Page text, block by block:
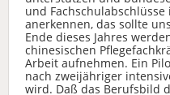
und
anerkennen, das sollte
Ende dieses Jahres
chinesischen
Arbeit aufnehmen. Ein
nach zweijähriger
wird. Daß das Berufsbild